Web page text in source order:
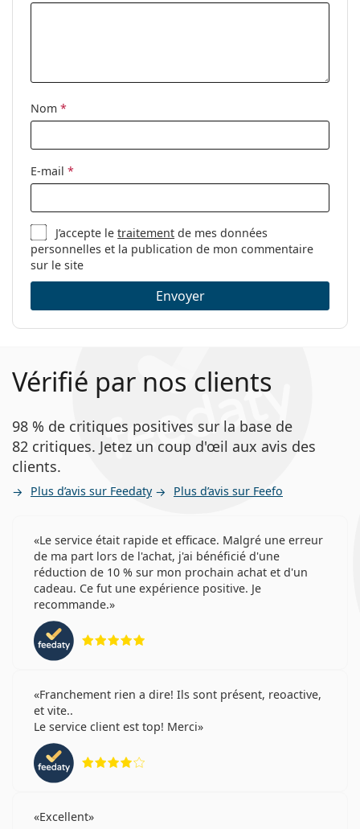
découvrir d'autres styles ou consultez notreguide des
Nom *
E-mail *
J’accepte letraitement de mes données
personnelles et la publication de mon commentaire
sur le site
Envoyer
Vérifié par nos clients
98 % de critiques positives sur la base de
82 critiques. Jetez un coup d'œil aux avis des
clients.
Plus d’avis sur Feedaty Plus d’avis sur Feefo
Le service était rapide et efficace. Malgré une erreur
de ma part lors de l'achat, j'ai bénéficié d'une
réduction de 10 % sur mon prochain achat et d'un
cadeau. Ce fut une expérience positive. Je
recommande.
Franchement rien a dire! Ils sont présent, reoactive,
et vite..
Le service client est top! Merci
Excellent